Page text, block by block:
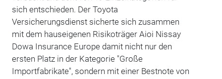
sich entschieden. Der Toyota
Versicherungsdienst sicherte sich zusammen
mit dem hauseigenen Risikoträger Aioi Nissay
Dowa Insurance Europe damit nicht nur den
ersten Platz in der Kategorie "Große
Importfabrikate", sondern mit einer Bestnote von